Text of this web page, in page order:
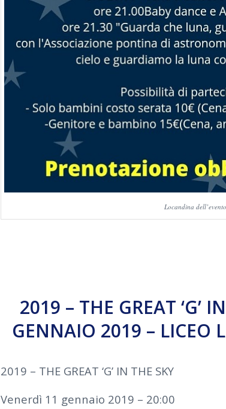
Locandina dell’evento
2019 – THE GREAT ‘G’
GENNAIO 2019 – LICEO
2019 – THE GREAT ‘G’ IN THE SKY
Venerdì 11 gennaio 2019 – 20:00